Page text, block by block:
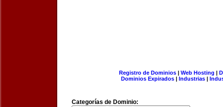
Registro de Dominios| Web Hosting |
Dominios Expirados | Industrias |
Categorías de Dominio: